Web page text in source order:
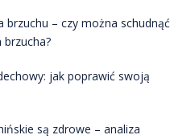
brzuchu – czy można schudnąć
jak poprawić swoją
są zdrowe – analiza